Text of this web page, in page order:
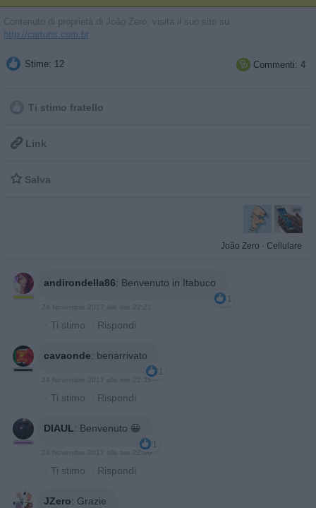
Contenuto di proprietà di João Zero, visita il suo sito su
http://cartuns.com.br
Stime: 12  Commenti: 4
Ti stimo fratello
 Link
 Salva
João Zero · Cellulare
andirondella86: Benvenuto in Itabuco
1
24 Novembre 2017 alle ore 22:21
· Ti stimo · Rispondi
cavaonde: benarrivato
1
24 Novembre 2017 alle ore 22:35
· Ti stimo · Rispondi
DIAUL: Benvenuto 😀
1
24 Novembre 2017 alle ore 22:40
· Ti stimo · Rispondi
JZero: Grazie